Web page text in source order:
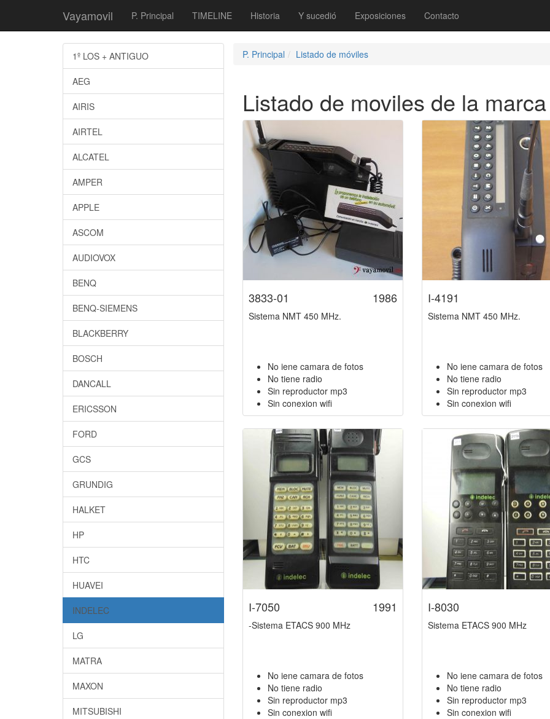
Vayamovil P. Principal TIMELINE Historia Y sucedió Exposiciones Contacto
1º LOS + ANTIGUO
AEG
AIRIS
AIRTEL
ALCATEL
AMPER
APPLE
ASCOM
AUDIOVOX
BENQ
BENQ-SIEMENS
BLACKBERRY
BOSCH
DANCALL
ERICSSON
FORD
GCS
GRUNDIG
HALKET
HP
HTC
HUAVEI
INDELEC
LG
MATRA
MAXON
MITSUBISHI
P. Principal Listado de móviles
Listado de moviles de la
1986
3833-01
Sistema NMT 450 MHz.
No iene camara de fotos
No tiene radio
Sin reproductor mp3
Sin conexion wifi
I-4191
Sistema NMT 450 MHz.
No iene camara de fotos
No tiene radio
Sin reproductor mp3
Sin conexion wifi
1991
I-7050
-Sistema ETACS 900 MHz
No iene camara de fotos
No tiene radio
Sin reproductor mp3
Sin conexion wifi
I-8030
Sistema ETACS 900 MHz
No iene camara de fotos
No tiene radio
Sin reproductor mp3
Sin conexion wifi